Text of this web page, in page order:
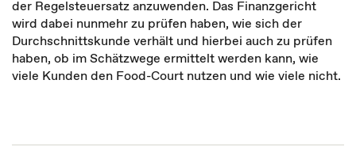
der Regelsteuersatz anzuwenden. Das Finanzgericht
wird dabei nunmehr zu prüfen haben, wie sich der
Durchschnittskunde verhält und hierbei auch zu prüfen
haben, ob im Schätzwege ermittelt werden kann, wie
viele Kunden den Food-Court nutzen und wie viele nicht.